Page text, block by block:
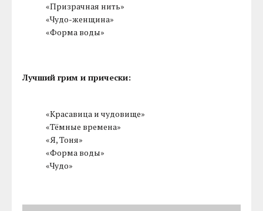
«Призрачная нить»
«Чудо-женщина»
«Форма воды»
Лучший грим и прически:
«Красавица и чудовище»
«Тёмные времена»
«Я, Тоня»
«Форма воды»
«Чудо»